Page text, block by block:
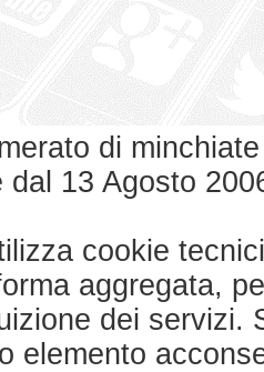
di
dal 13 Agosto
cookie
aggregata,
dei servizi.
elemento